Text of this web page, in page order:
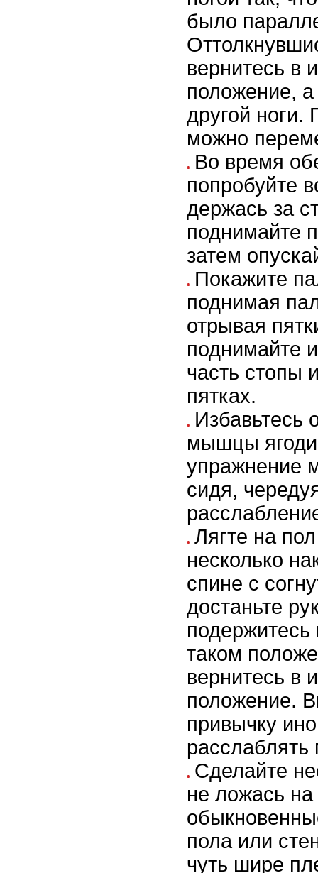
было
вернитесь в
положение, а
другой ноги.
можно
Во время
попробуйте
держась за
поднимайте
затем
Покажите
поднимая
отрывая
поднимайте
часть стопы
пятках.
Избавьтесь
мышцы
упражнение
сидя,
Лягте на
несколько
спине с
достаньте
подержитесь
таком
вернитесь в
положение.
привычку
Сделайте
не ложась
пола или
чуть шире